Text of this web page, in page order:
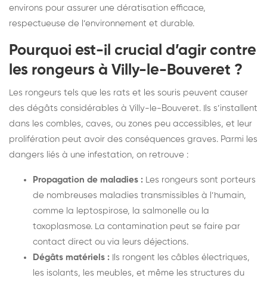
environs pour assurer une dératisation efficace,
respectueuse de l’environnement et durable.
Pourquoi est-il crucial d’agir contre
les rongeurs à Villy-le-Bouveret ?
Les rongeurs tels que les rats et les souris peuvent causer
des dégâts considérables à Villy-le-Bouveret. Ils s’installent
dans les combles, caves, ou zones peu accessibles, et leur
prolifération peut avoir des conséquences graves. Parmi les
dangers liés à une infestation, on retrouve :
Propagation de maladies : Les rongeurs sont porteurs
de nombreuses maladies transmissibles à l’humain,
comme la leptospirose, la salmonelle ou la
toxoplasmose. La contamination peut se faire par
contact direct ou via leurs déjections.
Dégâts matériels : Ils rongent les câbles électriques,
les isolants, les meubles, et même les structures du